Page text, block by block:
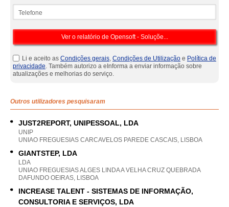
Li e aceito as Condições gerais, Condições de Utilização e Política de
privacidade. Também autorizo a eInforma a enviar informação sobre
atualizações e melhorias do serviço.
Outros utilizadores pesquisaram
JUST2REPORT, UNIPESSOAL, LDA
UNIP
UNIAO FREGUESIAS CARCAVELOS PAREDE CASCAIS, LISBOA
GIANTSTEP, LDA
LDA
UNIAO FREGUESIAS ALGES LINDA A VELHA CRUZ QUEBRADA
DAFUNDO OEIRAS, LISBOA
INCREASE TALENT - SISTEMAS DE INFORMAÇÃO,
CONSULTORIA E SERVIÇOS, LDA